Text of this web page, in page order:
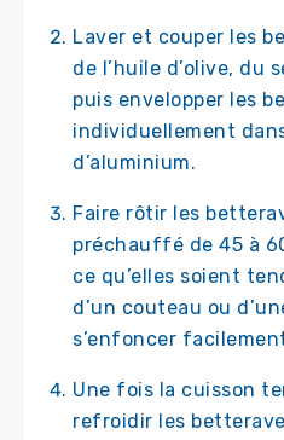
Laver et couper les
de l’huile d’olive, du
puis envelopper les
individuellement
d’aluminium.
Faire rôtir les
préchauffé de 45 à
ce qu’elles soient
d’un couteau ou
s’enfoncer
Une fois la cuisson
refroidir les